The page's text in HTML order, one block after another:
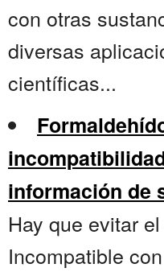
con otras
diversas
científicas...
información de
Hay que evitar
Incompatible